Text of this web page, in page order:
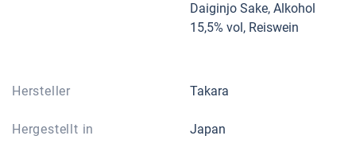
Daiginjo Sake, Alkohol
15,5% vol, Reiswein
Hersteller Takara
Hergestellt in Japan